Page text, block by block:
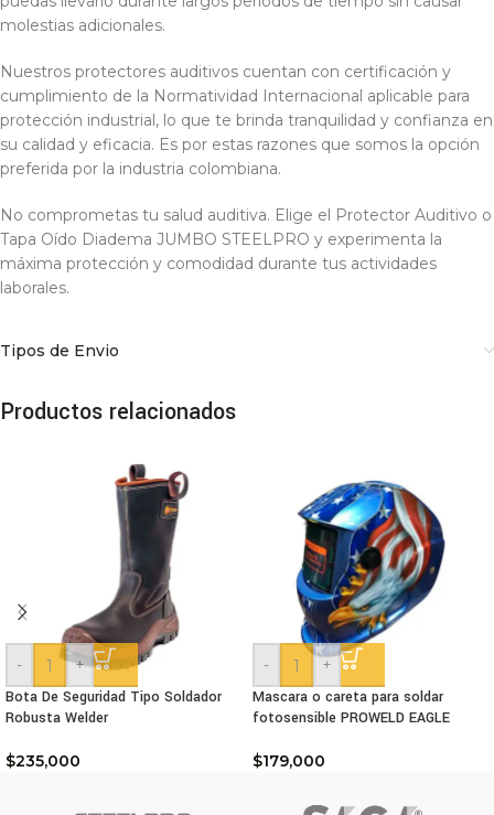
molestias adicionales.
Nuestros protectores auditivos cuentan con certificación y
cumplimiento de la Normatividad Internacional aplicable para
protección industrial, lo que te brinda tranquilidad y confianza en
su calidad y eficacia. Es por estas razones que somos la opción
preferida por la industria colombiana.
No comprometas tu salud auditiva. Elige el Protector Auditivo o
Tapa Oído Diadema JUMBO STEELPRO y experimenta la
máxima protección y comodidad durante tus actividades
laborales.
Tipos de Envio
Productos relacionados
-
+
Bota De Seguridad Tipo Soldador
Robusta Welder
$235,000
-
+
Mascara o careta para soldar
fotosensible PROWELD EAGLE
$179,000